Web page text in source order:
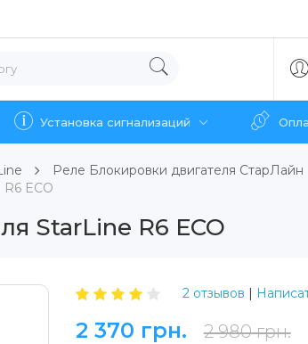
Установка сигнализаций
Реле Блокировки двигателя СтарЛайн
ECO
StarLine R6 ECO
2 отзывов |
2 370 грн. 2 980 грн.